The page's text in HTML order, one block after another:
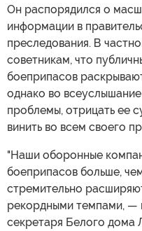
Он распорядился о
информации в
преследования. В
советникам, что
боеприпасов
однако во
проблемы, отрицать ее
винить во всем своего
"Наши оборонные
боеприпасов больше,
стремительно
рекордными темпами, —
секретаря Белого дома